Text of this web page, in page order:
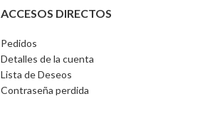
ACCESOS DIRECTOS
Pedidos
Detalles de la cuenta
Lista de Deseos
Contraseña perdida